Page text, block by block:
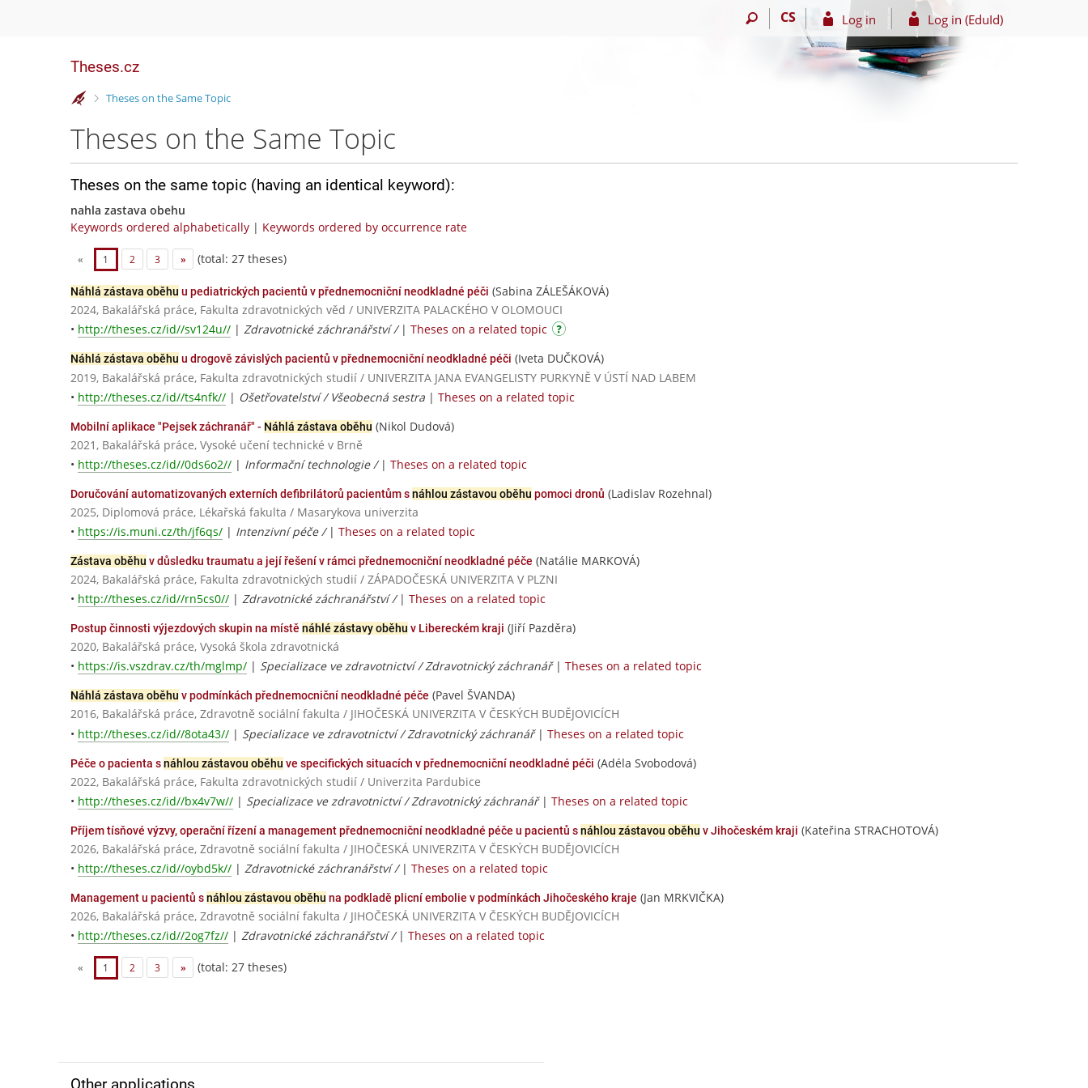
CS Log in Log in (EduId)
Theses.cz
>
Theses on the Same Topic
Theses on the Same Topic
Theses on the same topic (having an identical keyword):
nahla zastava obehu
Keywords ordered alphabetically | Keywords ordered by occurrence rate
« 1 2 3 » (total: 27 theses)
Náhlá zástava oběhu u pediatrických pacientů v přednemocniční neodkladné péči (Sabina ZÁLEŠÁKOVÁ)
2024, Bakalářská práce, Fakulta zdravotnických věd / UNIVERZITA PALACKÉHO V OLOMOUCI
• http://theses.cz/id//sv124u// | Zdravotnické záchranářství / | Theses on a related topic
Náhlá zástava oběhu u drogově závislých pacientů v přednemocniční neodkladné péči (Iveta DUČKOVÁ)
2019, Bakalářská práce, Fakulta zdravotnických studií / UNIVERZITA JANA EVANGELISTY PURKYNĚ V ÚSTÍ NAD LABEM
• http://theses.cz/id//ts4nfk// | Ošetřovatelství / Všeobecná sestra | Theses on a related topic
Mobilní aplikace "Pejsek záchranář" - Náhlá zástava oběhu (Nikol Dudová)
2021, Bakalářská práce, Vysoké učení technické v Brně
• http://theses.cz/id//0ds6o2// | Informační technologie / | Theses on a related topic
Doručování automatizovaných externích defibrilátorů pacientům snáhlou zástavou oběhu pomoci dronů (Ladislav Rozehnal)
2025, Diplomová práce, Lékařská fakulta / Masarykova univerzita
• https://is.muni.cz/th/jf6qs/ | Intenzivní péče / | Theses on a related topic
Zástava oběhu v důsledku traumatu a její řešení v rámci přednemocniční neodkladné péče (Natálie MARKOVÁ)
2024, Bakalářská práce, Fakulta zdravotnických studií / ZÁPADOČESKÁ UNIVERZITA V PLZNI
• http://theses.cz/id//rn5cs0// | Zdravotnické záchranářství / | Theses on a related topic
Postup činnosti výjezdových skupin na místě náhlé zástavy oběhu v Libereckém kraji (Jiří Pazděra)
2020, Bakalářská práce, Vysoká škola zdravotnická
• https://is.vszdrav.cz/th/mglmp/ | Specializace ve zdravotnictví / Zdravotnický záchranář| Theses on a related topic
Náhlá zástava oběhu v podmínkách přednemocniční neodkladné péče (Pavel ŠVANDA)
2016, Bakalářská práce, Zdravotně sociální fakulta / JIHOČESKÁ UNIVERZITA V ČESKÝCH BUDĚJOVICÍCH
• http://theses.cz/id//8ota43// | Specializace ve zdravotnictví / Zdravotnický záchranář| Theses on a related topic
Péče o pacienta snáhlou zástavou oběhu ve specifických situacích v přednemocniční neodkladné péči (Adéla Svobodová)
2022, Bakalářská práce, Fakulta zdravotnických studií / Univerzita Pardubice
• http://theses.cz/id//bx4v7w// | Specializace ve zdravotnictví / Zdravotnický záchranář| Theses on a related topic
Příjem tísňové výzvy, operační řízení a management přednemocniční neodkladné péče u pacientů snáhlou zástavou oběhu v Jihočeském kraji (Kateřina STRACHOTOVÁ)
2026, Bakalářská práce, Zdravotně sociální fakulta / JIHOČESKÁ UNIVERZITA V ČESKÝCH BUDĚJOVICÍCH
• http://theses.cz/id//oybd5k// | Zdravotnické záchranářství / | Theses on a related topic
Management u pacientů snáhlou zástavou oběhu na podkladě plicní embolie v podmínkách Jihočeského kraje (Jan MRKVIČKA)
2026, Bakalářská práce, Zdravotně sociální fakulta / JIHOČESKÁ UNIVERZITA V ČESKÝCH BUDĚJOVICÍCH
• http://theses.cz/id//2og7fz// | Zdravotnické záchranářství / | Theses on a related topic
« 1 2 3 » (total: 27 theses)